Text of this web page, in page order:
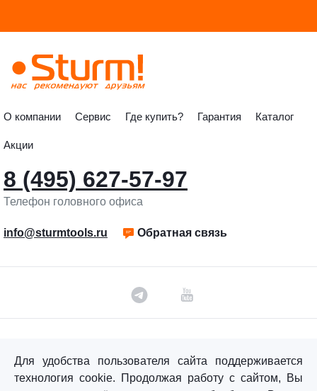
О компании Сервис Где купить? Гарантия Каталог
Акции
8 (495) 627-57-97
Телефон головного офиса
info@sturmtools.ru Обратная связь
Все права защищены.
Политика обработки персональных данных
Для удобства пользователя сайта поддерживается
технология cookie. Продолжая работу с сайтом, Вы